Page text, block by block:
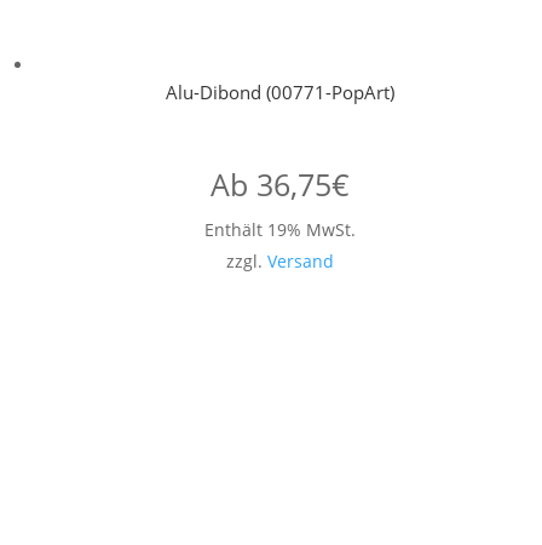
Alu-Dibond (00771-PopArt)
Ab 36,75€
Enthält 19% MwSt.
zzgl. Versand